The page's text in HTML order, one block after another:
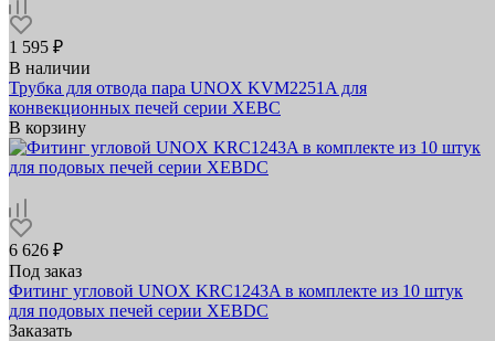
1 595 ₽
В наличии
Трубка для отвода пара UNOX KVM2251A для
конвекционных печей серии XEBC
В корзину
6 626 ₽
Под заказ
Фитинг угловой UNOX KRC1243A в комплекте из 10 штук
для подовых печей серии XEBDC
Заказать